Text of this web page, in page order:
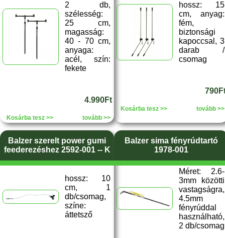
2 db,
szélesség:
25 cm,
magasság:
40 - 70 cm,
anyaga:
acél, szín:
fekete
4.990Ft
Kosárba tesz >> tovább >>
hossz: 15
cm, anyag:
fém,
biztonsági
kapoccsal, 3
darab /
csomag
Kosárba tesz >> tovább >>
Balzer szerelt power gumi
feederezéshez 2592-001 -- K
hossz: 10
cm, 1
db/csomag,
színe:
áttetsző
Balzer sima fényrúdtartó
1978-001
Méret: 2.6-
3mm közötti
vastagságra,
4.5mm
fényrúddal
használható,
2 db/csomag